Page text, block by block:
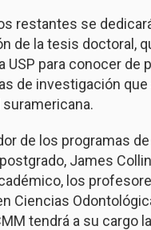
restantes se
de la tesis doctoral,
USP para conocer de
de investigación que
de los programas
James
los
Ciencias
tendrá a su cargo